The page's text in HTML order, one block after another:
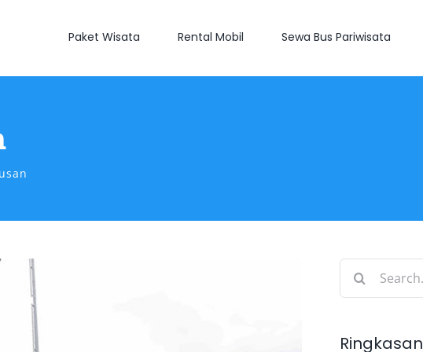
Paket Wisata Rental Mobil Sewa Bus Pariwisata
Search
Ringkasan